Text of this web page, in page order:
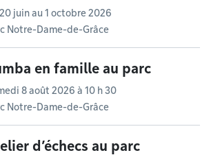
20 juinau 1 octobre 2026
Notre-Dame-de-Grâce
en famille au parc
8 août 2026 à 10 h 30
Notre-Dame-de-Grâce
d’échecs au parc